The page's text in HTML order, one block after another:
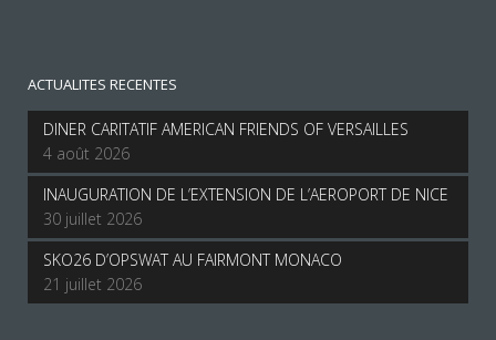
ACTUALITES RECENTES
DINER CARITATIF AMERICAN FRIENDS OF VERSAILLES
4 août 2026
INAUGURATION DE L’EXTENSION DE L’AEROPORT DE NICE
30 juillet 2026
SKO26 D’OPSWAT AU FAIRMONT MONACO
21 juillet 2026